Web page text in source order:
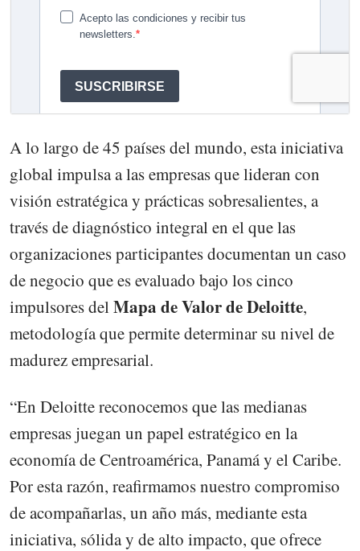
A lo largo de 45 países del mundo, esta iniciativa
global impulsa a las empresas que lideran con
visión estratégica y prácticas sobresalientes, a
través de diagnóstico integral en el que las
organizaciones participantes documentan un caso
de negocio que es evaluado bajo los cinco
impulsores delMapa de Valor de Deloitte,
metodología que permite determinar su nivel de
madurez empresarial.
“En Deloitte reconocemos que las medianas
empresas juegan un papel estratégico en la
economía de Centroamérica, Panamá y el Caribe.
Por esta razón, reafirmamos nuestro compromiso
de acompañarlas, un año más, mediante esta
iniciativa, sólida y de alto impacto, que ofrece